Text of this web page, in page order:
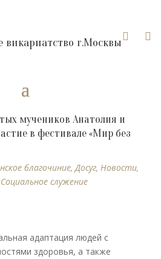
 
викариатство г.Москвы
мучеников Анатолия и
в фестивале «Мир без
благочиние,Досуг,Новости,
Социальное служение
адаптация людей с
здоровья, а также